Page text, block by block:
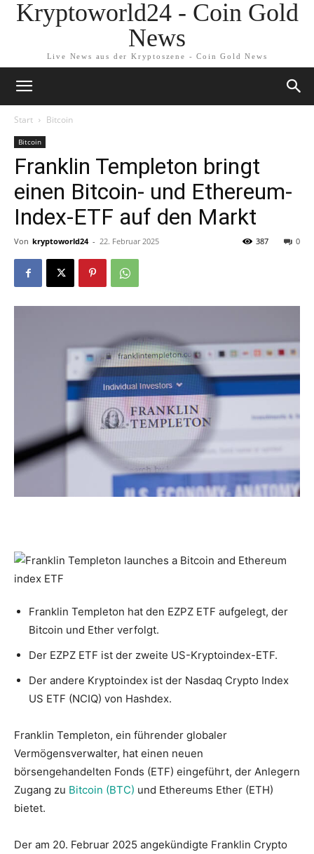
Kryptoworld24 - Coin Gold
News
Live News aus der Kryptoszene - Coin Gold News
Start Bitcoin
Bitcoin
Franklin Templeton bringt
einen Bitcoin- und Ethereum-
Index-ETF auf den Markt
Von kryptoworld24 - 22. Februar 2025 0
387
Franklin Templeton hat den EZPZ ETF aufgelegt, der
Bitcoin und Ether verfolgt.
Der EZPZ ETF ist der zweite US-Kryptoindex-ETF.
Der andere Kryptoindex ist der Nasdaq Crypto Index
US ETF (NCIQ) von Hashdex.
Franklin Templeton, ein führender globaler
Vermögensverwalter, hat einen neuen
börsengehandelten Fonds (ETF) eingeführt, der Anlegern
Zugang zu Bitcoin (BTC) und Ethereums Ether (ETH)
bietet.
Der am 20. Februar 2025 angekündigte Franklin Crypto